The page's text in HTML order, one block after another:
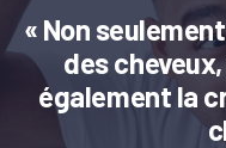
« Non
des
également la